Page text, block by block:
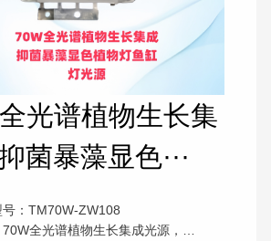
光谱植物生长集
菌暴藻显色···
号：TM70W-ZW108
植物生长集成光源，主要用于大棚或室内植物生长补光，加快植物生长，